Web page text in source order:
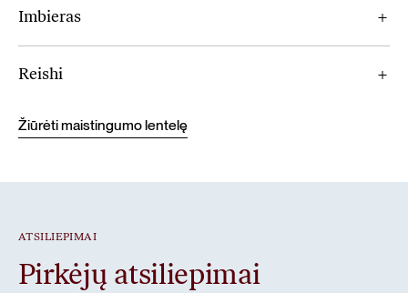
Imbieras
Reishi
Žiūrėti maistingumo lentelę
ATSILIEPIMAI
Pirkėjų atsiliepimai